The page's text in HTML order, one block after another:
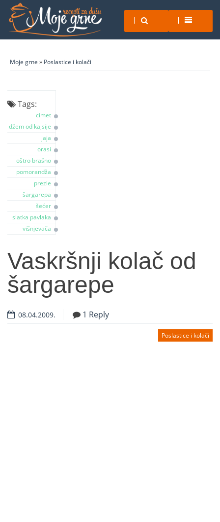
Moje grne » Poslastice i kolači
Tags:
cimet
džem od kajsije
jaja
orasi
oštro brašno
pomorandža
prezle
šargarepa
šećer
slatka pavlaka
višnjevača
Vaskršnji kolač od
šargarepe
08.04.2009. 1 Reply
Poslastice i kolači